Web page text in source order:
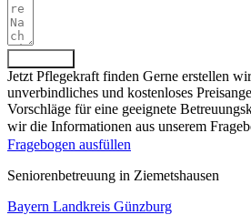
Jetzt Pflegekraft finden Gerne erstellen
unverbindliches und kostenloses
Vorschläge für eine geeignete
wir die Informationen aus unserem
Fragebogen ausfüllen
Senioren­betreuung in Ziemetshausen
Bayern Landkreis Günzburg